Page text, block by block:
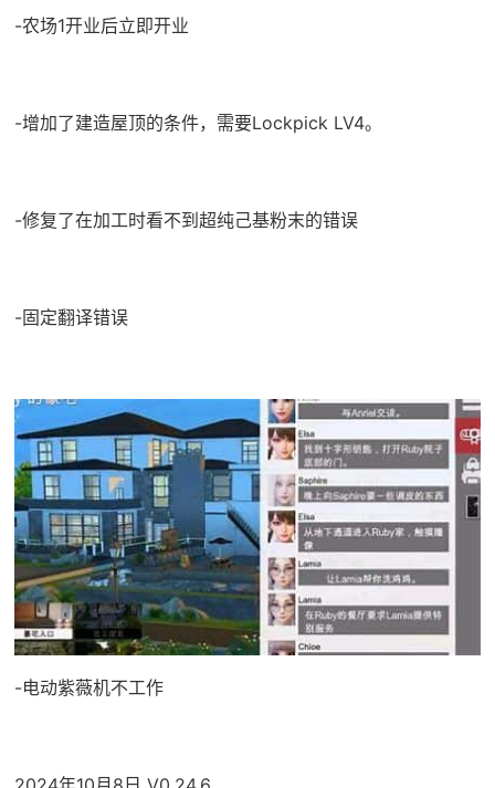
-农场1开业后立即开业
-增加了建造屋顶的条件，需要Lockpick LV4。
-修复了在加工时看不到超纯己基粉末的错误
-固定翻译错误
-电动紫薇机不工作